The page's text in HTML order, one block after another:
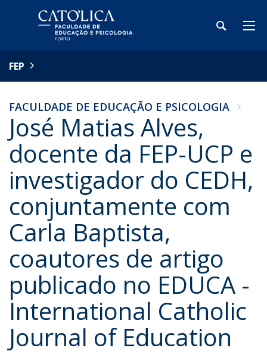
FEP
FACULDADE DE EDUCAÇÃO E PSICOLOGIA
José Matias Alves,
docente da FEP-UCP e
investigador do CEDH,
conjuntamente com
Carla Baptista,
coautores de artigo
publicado no EDUCA -
International Catholic
Journal of Education